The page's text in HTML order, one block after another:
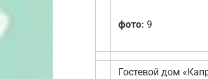
фото: 9
Гостевой дом